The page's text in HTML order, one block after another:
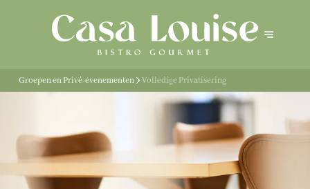
Groepen en Privé-evenementen Volledige Privatisering